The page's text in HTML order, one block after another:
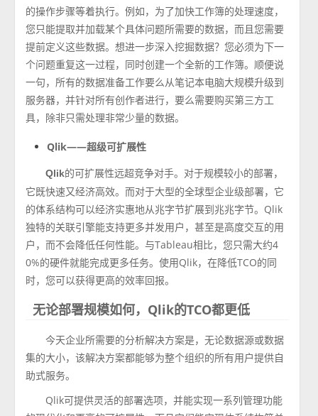
的操作步骤等着执行。例如，为了加快工作簿的处理速度，
您只能提取并加载某个具体问题所需要的数据，而且您需要
提前定义这些数据。想进一步深入挖掘数据？您必须为下一
个问题重复这一过程，同时创建一个全新的工作簿。顺便说
一句，所有的数据准备工作要么从笔记本电脑大规模升级到
服务器，并针对所有创作者进行，要么需要购买第三方工
具，除非只需处理非常少量的数据。
Qlik——超级可扩展性
Qlik的可扩展性远超竞争对手。对于规模较小的部署，
它既快速又经济高效。而对于大型的全球型企业级部署，它
的体系结构可以经济实惠地从兆字节扩展到兆兆字节。Qlik
独特的关联引擎能支持更多并发用户，甚至是高度交互的用
户，而不会降低任何性能。与Tableau相比，您只需大约4
0%的硬件就能完成更多任务。使用Qlik，在降低TCO的同
时，您可以获得更高的效率回报。
无论部署规模如何，Qlik的TCO都更低
今天企业所需要的分析解决方案是，无论数据源或数据
集的大小，该解决方案都能够为整个组织的所有用户提供自
助式服务。
Qlik可提供灵活的部署选项，并能实现一系列管理功能